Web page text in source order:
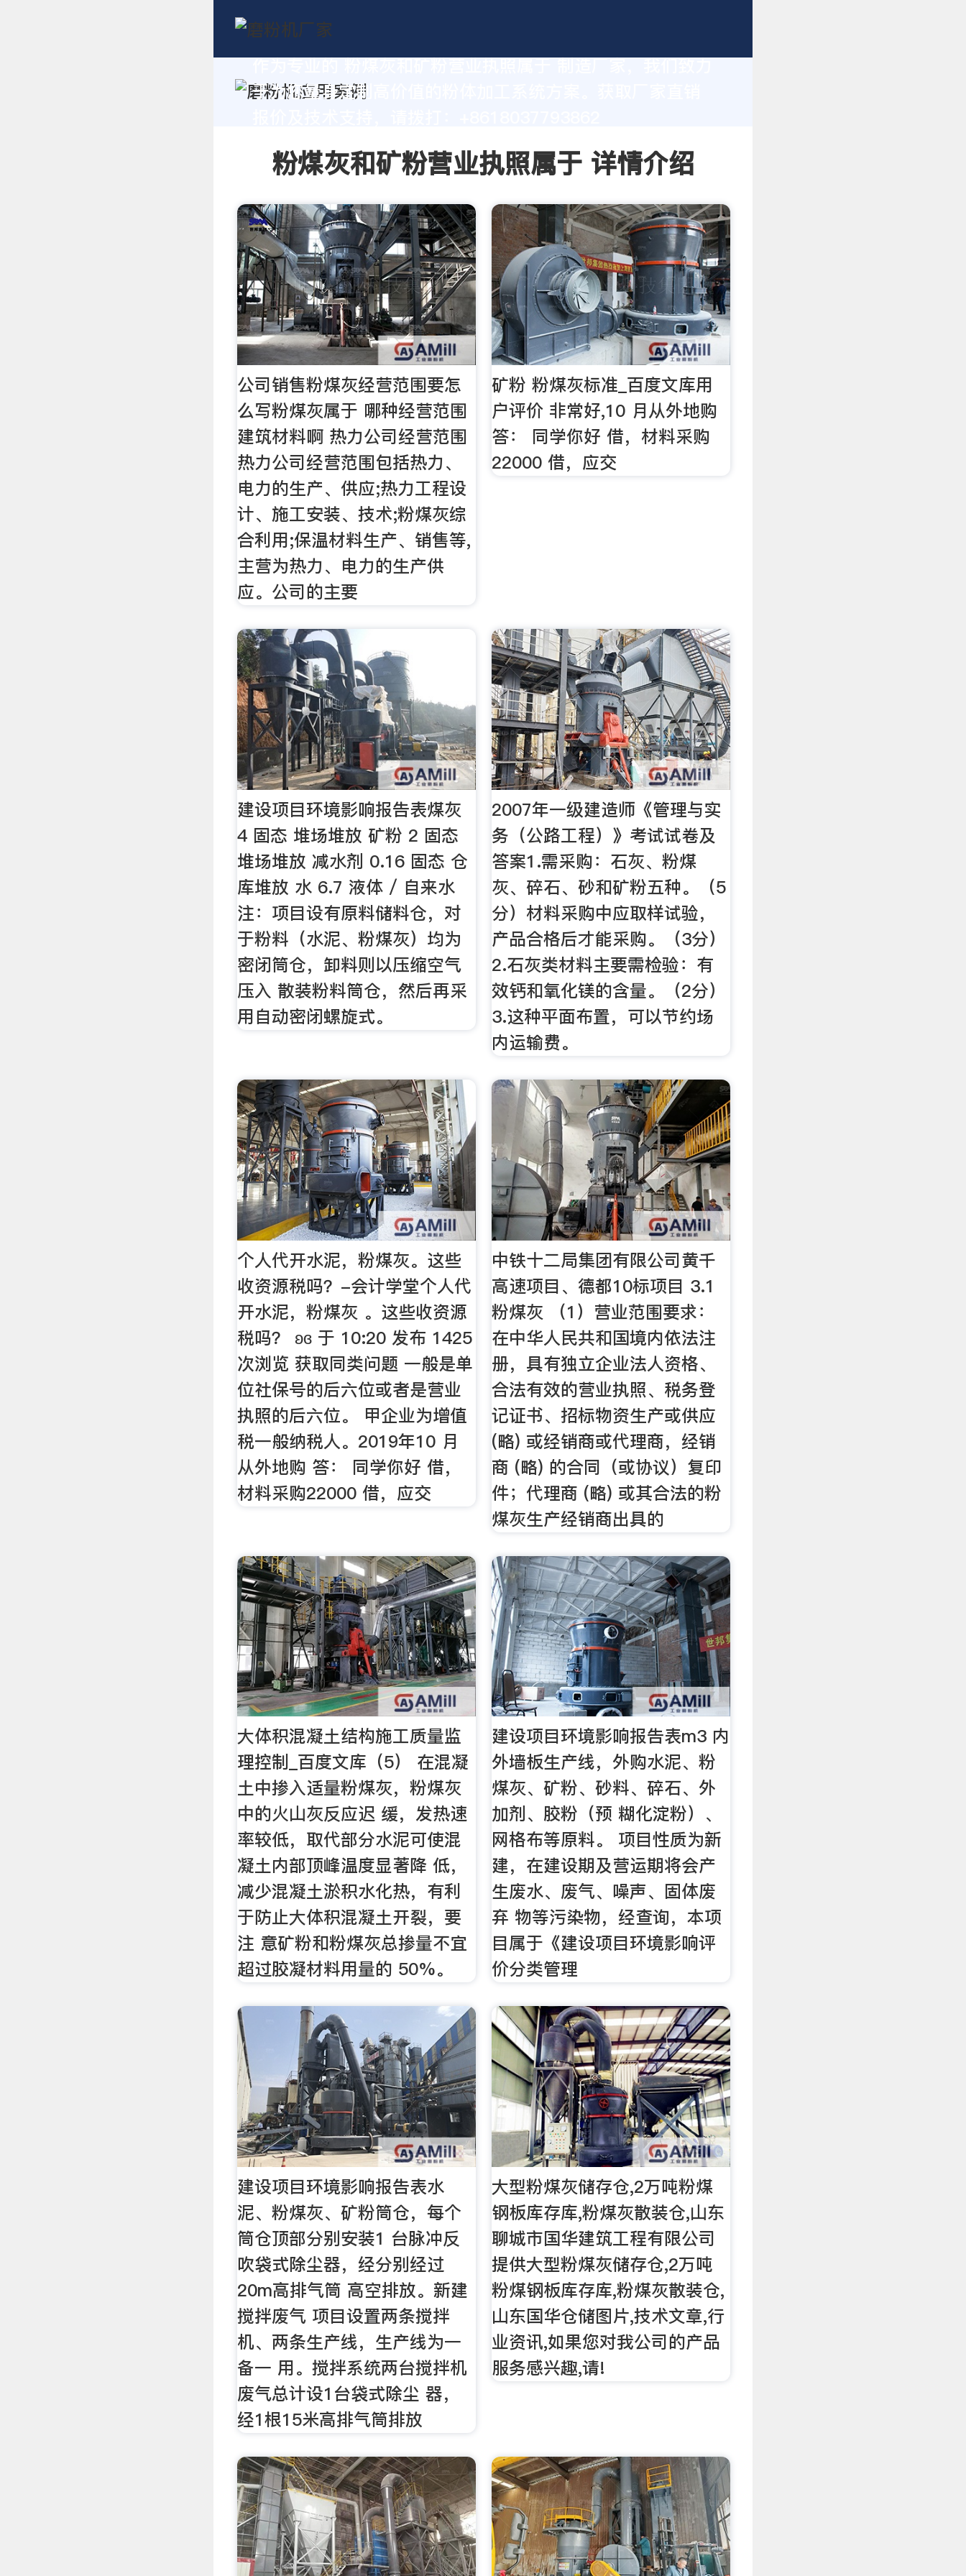
于为您量身定制高价值的粉体加工系统方案。获取厂家直销
粉煤灰和矿粉营业执照属于 详情介绍
公司销售粉煤灰经营范围要怎
么写粉煤灰属于 哪种经营范围
建筑材料啊 热力公司经营范围
热力公司经营范围包括热力、
电力的生产、供应;热力工程设
计、施工安装、技术;粉煤灰综
合利用;保温材料生产、销售等,
主营为热力、电力的生产供
应。公司的主要
矿粉 粉煤灰标准_百度文库用
户评价 非常好,10 月从外地购
答： 同学你好 借，材料采购
22000 借，应交
建设项目环境影响报告表煤灰
4 固态 堆场堆放 矿粉 2 固态
堆场堆放 减水剂 0.16 固态 仓
库堆放 水 6.7 液体 / 自来水
注：项目设有原料储料仓，对
于粉料（水泥、粉煤灰）均为
密闭筒仓，卸料则以压缩空气
压入 散装粉料筒仓，然后再采
用自动密闭螺旋式。
2007年一级建造师《管理与实
务（公路工程）》考试试卷及
答案1.需采购：石灰、粉煤
灰、碎石、砂和矿粉五种。（5
分）材料采购中应取样试验，
产品合格后才能采购。（3分）
2.石灰类材料主要需检验：有
效钙和氧化镁的含量。（2分）
3.这种平面布置，可以节约场
内运输费。
个人代开水泥，粉煤灰。这些
收资源税吗？-会计学堂个人代
开水泥，粉煤灰 。这些收资源
税吗？ ʚɞ 于 10:20 发布 1425
次浏览 获取同类问题 一般是单
位社保号的后六位或者是营业
执照的后六位。 甲企业为增值
税一般纳税人。2019年10 月
从外地购 答： 同学你好 借，
材料采购22000 借，应交
中铁十二局集团有限公司黄千
高速项目、德都10标项目 3.1
粉煤灰 （1）营业范围要求：
在中华人民共和国境内依法注
册，具有独立企业法人资格、
合法有效的营业执照、税务登
记证书、招标物资生产或供应
(略) 或经销商或代理商，经销
商 (略) 的合同（或协议）复印
件；代理商 (略) 或其合法的粉
煤灰生产经销商出具的
大体积混凝土结构施工质量监
理控制_百度文库（5） 在混凝
土中掺入适量粉煤灰，粉煤灰
中的火山灰反应迟 缓，发热速
率较低，取代部分水泥可使混
凝土内部顶峰温度显著降 低，
减少混凝土淤积水化热，有利
于防止大体积混凝土开裂，要
注 意矿粉和粉煤灰总掺量不宜
超过胶凝材料用量的 50%。
建设项目环境影响报告表m3 内
外墙板生产线，外购水泥、粉
煤灰、矿粉、砂料、碎石、外
加剂、胶粉（预 糊化淀粉）、
网格布等原料。 项目性质为新
建，在建设期及营运期将会产
生废水、废气、噪声、固体废
弃 物等污染物，经查询，本项
目属于《建设项目环境影响评
价分类管理
建设项目环境影响报告表水
泥、粉煤灰、矿粉筒仓，每个
筒仓顶部分别安装1 台脉冲反
吹袋式除尘器，经分别经过
20m高排气筒 高空排放。新建
搅拌废气 项目设置两条搅拌
机、两条生产线，生产线为一
备一 用。搅拌系统两台搅拌机
废气总计设1台袋式除尘 器，
经1根15米高排气筒排放
大型粉煤灰储存仓,2万吨粉煤
钢板库存库,粉煤灰散装仓,山东
聊城市国华建筑工程有限公司
提供大型粉煤灰储存仓,2万吨
粉煤钢板库存库,粉煤灰散装仓,
山东国华仓储图片,技术文章,行
业资讯,如果您对我公司的产品
服务感兴趣,请!